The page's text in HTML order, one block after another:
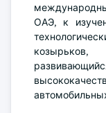
ОАЭ, к